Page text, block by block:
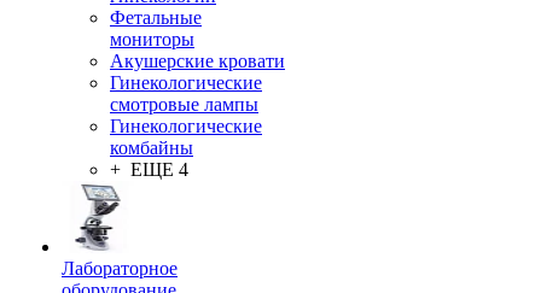
Фетальные
мониторы
Акушерские кровати
Гинекологические
смотровые лампы
Гинекологические
комбайны
+ ЕЩЕ 4
Лабораторное